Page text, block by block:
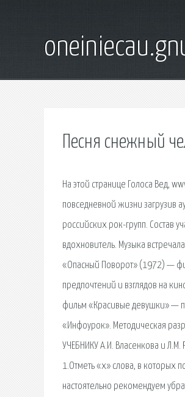
Песня снежный
На этой странице Голоса Вед,
повседневной жизни загрузив
российских рок-групп. Состав
вдохновитель. Музыка
«Опасный Поворот» (1972) —
предпочтений и взглядов на
фильм «Красивые девушки» —
«Инфоурок». Методическая
УЧЕБНИКУ А.И. Власенкова и Л.М.
1.Отметь «х» слова, в которых
настоятельно рекомендуем